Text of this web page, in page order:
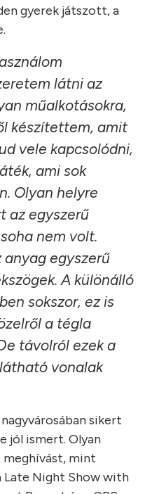
gyerek játszott, a
látni az
műalkotásokra,
készítettem, amit
vele kapcsolódni,
ami sok
Olyan helyre
az egyszerű
nem volt.
egyszerű
A különálló
sokszor, ez is
a tégla
távolról ezek a
vonalak
sikert
jól ismert. Olyan
mint
Late Night Show with